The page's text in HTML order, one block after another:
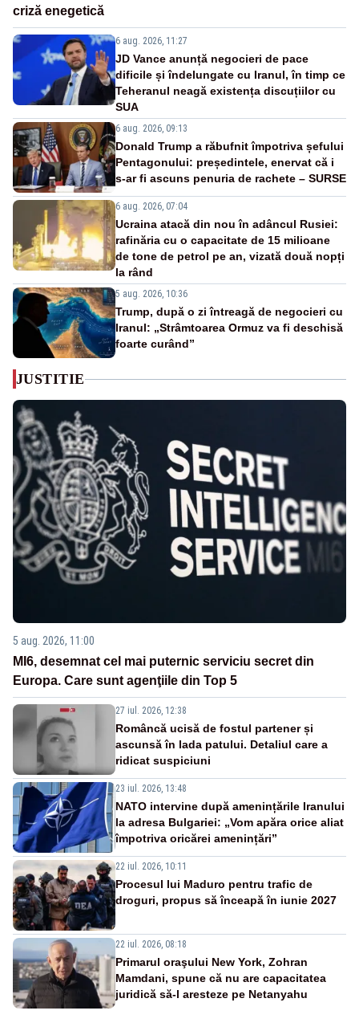
criză enegetică
6 aug. 2026, 11:27
JD Vance anunță negocieri de pace
dificile și îndelungate cu Iranul, în timp ce
Teheranul neagă existența discuțiilor cu
SUA
6 aug. 2026, 09:13
Donald Trump a răbufnit împotriva șefului
Pentagonului: președintele, enervat că i
s-ar fi ascuns penuria de rachete – SURSE
6 aug. 2026, 07:04
Ucraina atacă din nou în adâncul Rusiei:
rafinăria cu o capacitate de 15 milioane
de tone de petrol pe an, vizată două nopți
la rând
5 aug. 2026, 10:36
Trump, după o zi întreagă de negocieri cu
Iranul: „Strâmtoarea Ormuz va fi deschisă
foarte curând”
JUSTITIE
5 aug. 2026, 11:00
MI6, desemnat cel mai puternic serviciu secret din
Europa. Care sunt agenţiile din Top 5
27 iul. 2026, 12:38
Româncă ucisă de fostul partener și
ascunsă în lada patului. Detaliul care a
ridicat suspiciuni
23 iul. 2026, 13:48
NATO intervine după amenințările Iranului
la adresa Bulgariei: „Vom apăra orice aliat
împotriva oricărei amenințări”
22 iul. 2026, 10:11
Procesul lui Maduro pentru trafic de
droguri, propus să înceapă în iunie 2027
22 iul. 2026, 08:18
Primarul oraşului New York, Zohran
Mamdani, spune că nu are capacitatea
juridică să-l aresteze pe Netanyahu